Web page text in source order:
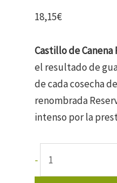
18,15€
Castillo de Canena
el resultado de
de cada cosecha
renombrada
intenso por la
-
de